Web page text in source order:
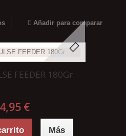
Añadir para comparar
FEEDER 180Gr
€
Más